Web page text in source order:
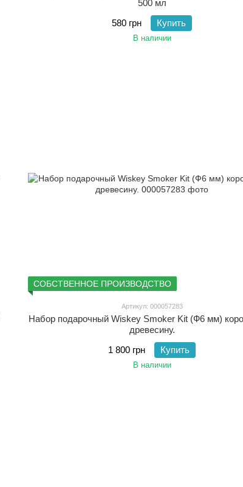
500 мл
580 грн
Купить
В наличии
СОБСТВЕННОЕ ПРОИЗВОДСТВО
Артикул: 000057283
Набор подарочный Wiskey Smoker Kit (Ф6 мм)
древесину.
1 800 грн
Купить
В наличии